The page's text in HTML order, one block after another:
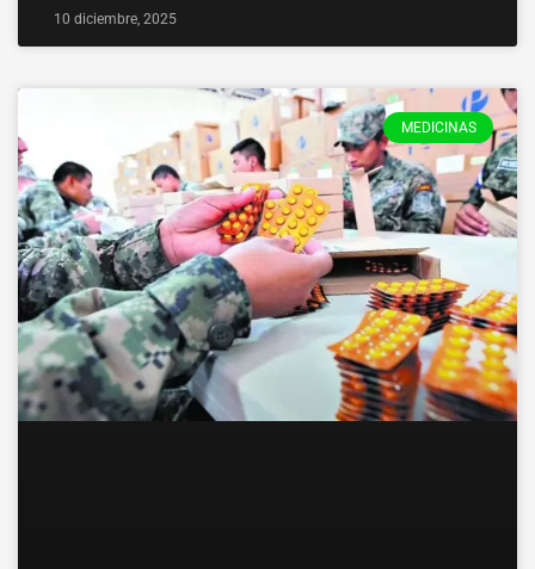
10 diciembre, 2025
MEDICINAS